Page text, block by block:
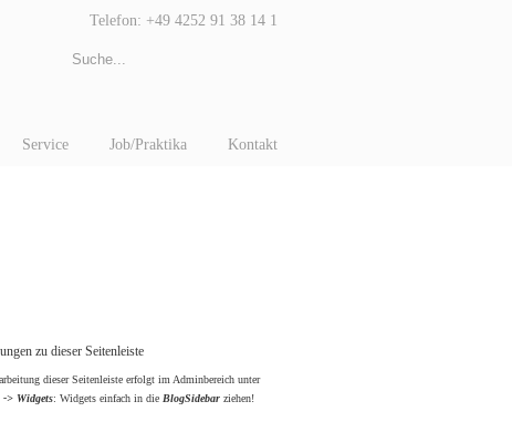
Telefon: +49 4252 91 38 14 1
Service Job/Praktika Kontakt
zu dieser Seitenleiste
dieser Seitenleiste erfolgt im Adminbereich unter
-> Widgets: Widgets einfach in die BlogSidebar ziehen!